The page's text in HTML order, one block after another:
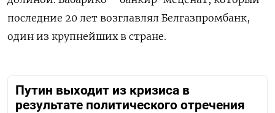
последние 20 лет возглавлял Белгазпромбанк,
один из крупнейших в стране.
Путин выходит из кризиса в
результате политического отречения